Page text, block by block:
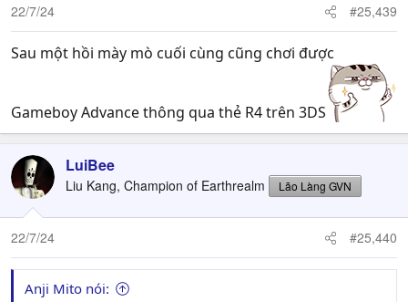
22/7/24 #25,439
Sau một hồi mày mò cuối cùng cũng chơi được
Gameboy Advance thông qua thẻ R4 trên 3DS
LuiBee
Liu Kang, Champion of Earthrealm Lão Làng GVN
22/7/24 #25,440
Anji Mito nói: